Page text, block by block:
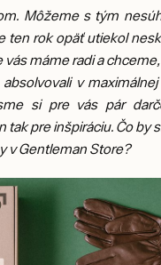
Môžeme s tým
ten rok opäť utiekol
vás máme radi a
v
si pre vás pár
tak pre inšpiráciu. Čo by
v Gentleman Store?